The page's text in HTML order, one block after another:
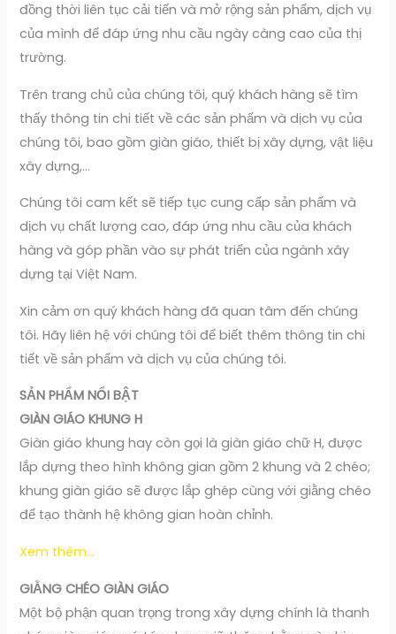
đồng thời liên tục cải tiến và mở rộng sản phẩm, dịch vụ
của mình để đáp ứng nhu cầu ngày càng cao của thị
trường.
Trên trang chủ của chúng tôi, quý khách hàng sẽ tìm
thấy thông tin chi tiết về các sản phẩm và dịch vụ của
chúng tôi, bao gồm giàn giáo, thiết bị xây dựng, vật liệu
xây dựng,…
Chúng tôi cam kết sẽ tiếp tục cung cấp sản phẩm và
dịch vụ chất lượng cao, đáp ứng nhu cầu của khách
hàng và góp phần vào sự phát triển của ngành xây
dựng tại Việt Nam.
Xin cảm ơn quý khách hàng đã quan tâm đến chúng
tôi. Hãy liên hệ với chúng tôi để biết thêm thông tin chi
tiết về sản phẩm và dịch vụ của chúng tôi.
SẢN PHẨM NỔI BẬT
GIÀN GIÁO KHUNG H
Giàn giáo khung hay còn gọi là giàn giáo chữ H, được
lắp dựng theo hình không gian gồm 2 khung và 2 chéo;
khung giàn giáo sẽ được lắp ghép cùng với giằng chéo
để tạo thành hệ không gian hoàn chỉnh.
Xem thêm…
GIẰNG CHÉO GIÀN GIÁO
Một bộ phận quan trọng trong xây dựng chính là thanh